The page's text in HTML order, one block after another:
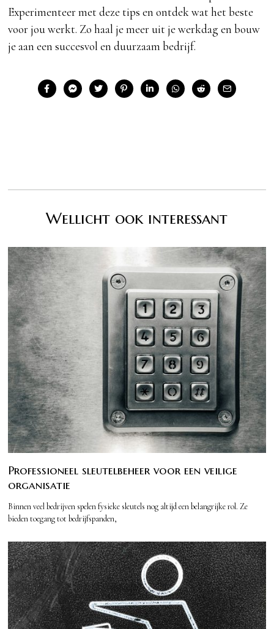
Experimenteer met deze tips en ontdek wat het beste
voor jou werkt. Zo haal je meer uit je werkdag en bouw
je aan een succesvol en duurzaam bedrijf.
Wellicht ook interessant
Professioneel sleutelbeheer voor een veilige
organisatie
Binnen veel bedrijven spelen fysieke sleutels nog altijd een belangrijke rol. Ze
bieden toegang tot bedrijfspanden,